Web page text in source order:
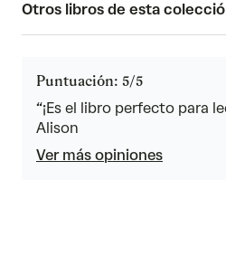
Otros libros de esta
Puntuación: 5/5
“¡Es el libro perfecto para
Alison
Ver más opiniones